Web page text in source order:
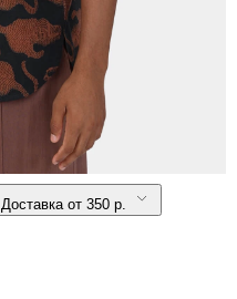
Доставка от 350 р.